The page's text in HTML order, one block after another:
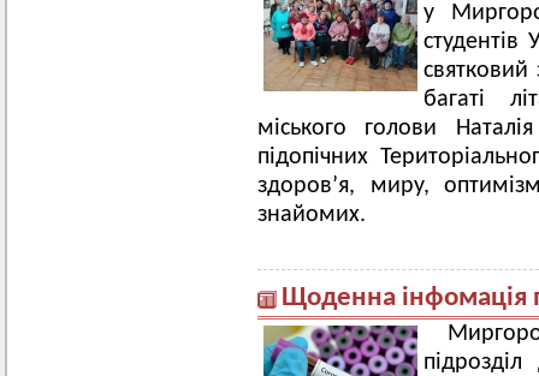
у
студентів
святковий
багаті
міського голови
підопічних
здоров’я, миру,
знайомих.
Щоденна інфомація